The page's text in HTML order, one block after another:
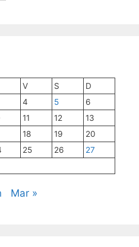
V S
D
4 5
6
11 12
13
18 19
20
25 26
27
Mar »